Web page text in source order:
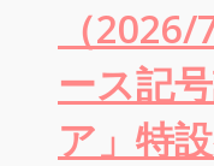
（
ース記
ア」特